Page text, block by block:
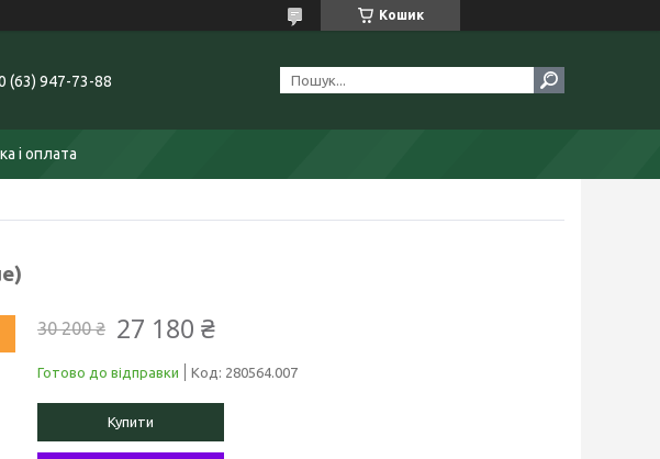
Кошик
(63) 947-73-88
і оплата
30 200 ₴ 27 180 ₴
Готово до відправки Код: 280564.007
Купити